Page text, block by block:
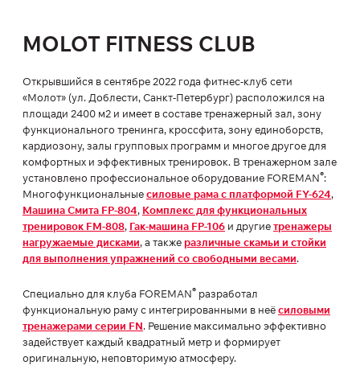
MOLOT FITNESS CLUB
Открывшийся в сентябре 2022 года фитнес-клуб сети
«Молот» (ул. Доблести, Санкт-Петербург) расположился на
площади 2400 м2 и имеет в составе тренажерный зал, зону
функционального тренинга, кроссфита, зону единоборств,
кардиозону, залы групповых программ и многое другое для
комфортных и эффективных тренировок. В тренажерном зале
установлено профессиональное оборудование FOREMAN®:
Многофункциональныесиловые рама с платформой FY-624,
Машина Смита FP-804, Комплекс для функциональных
тренировок FM-808, Гак-машина FP-106 и другиетренажеры
нагружаемые дисками, а также различные скамьи и стойки
для выполнения упражнений со свободными весами.
Специально для клуба FOREMAN® разработал
функциональную раму с интегрированными в неёсиловыми
тренажерами серии FN. Решение максимально эффективно
задействует каждый квадратный метр и формирует
оригинальную, неповторимую атмосферу.